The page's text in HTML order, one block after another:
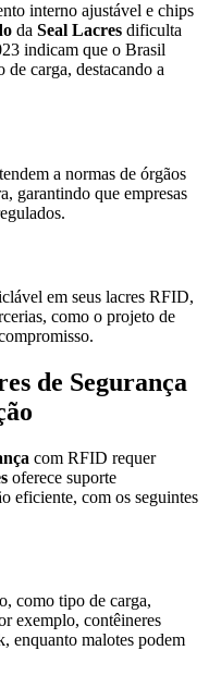
interno ajustável e chips
da Seal Lacres dificulta
indicam que o Brasil
carga, destacando a
a normas de órgãos
garantindo que empresas
em seus lacres RFID,
como o projeto de
de Segurança
com RFID requer
oferece suporte
eficiente, com os seguintes
como tipo de carga,
exemplo, contêineres
enquanto malotes podem